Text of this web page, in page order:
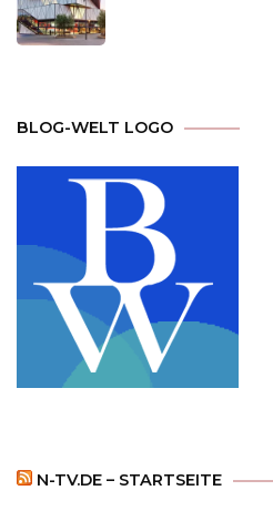
BLOG-WELT LOGO
N-TV.DE – STARTSEITE